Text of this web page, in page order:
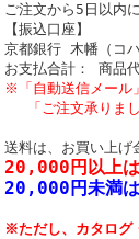
ご注文から5日以内
【振込口座】
京都銀行 木幡（コ
お支払合計： 商品
※「自動送信メール
「ご注文承りまし
送料は、お買い上げ
20,000円以上
20,000円未満
※ただし、カタログ